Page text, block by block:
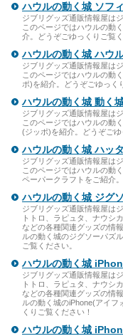
ハウルの動く城 ソフ
ジブリグッズ通販情報屋は
このページではハウルの動
介。どうぞごゆっくりご覧く
ハウルの動く城 ハウ
ジブリグッズ通販情報屋は
このページではハウルの動
ポ)を紹介。どうぞごゆっく
ハウルの動く城 動く
ジブリグッズ通販情報屋は
このページではハウルの動
(ジッポ)を紹介。どうぞごゆ
ハウルの動く城 ハッ
ジブリグッズ通販情報屋は
このページではハウルの動
ペーパークラフトをご紹介
ハウルの動く城 ジグ
ジブリグッズ通販情報屋は
トトロ、ラピュタ、ナウシ
などの各種関連グッズの情
ルの動く城のジグソーパズ
ご覧ください。
ハウルの動く城
ジブリグッズ通販情報屋は
トトロ、ラピュタ、ナウシ
などの各種関連グッズの情
ルの動く城のiPhone(アイ
くりご覧ください！
ハウルの動く城